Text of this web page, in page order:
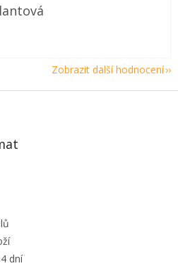
je 5 z 5 hvězdiček.
Zobrazit další hodnocení
dní